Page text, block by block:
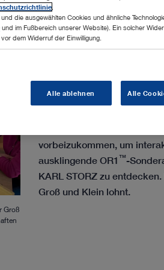
Groß
Tuttlingen – Am Sonntag,
TUTORAMA Mach-Mit-
Stiftung von 13 bis 18 Uhr
verkaufsoffenen Sonntags
und Besucher sind
vorbeizukommen, um
ausklingende OR1 ™-
KARL STORZ zu
Groß und Klein lohnt.
die ausgewählten Cookies und ähnliche
und im Fußbereich unserer Website). Ein solcher
dem Widerruf der Einwilligung.
Alle ablehnen Alle